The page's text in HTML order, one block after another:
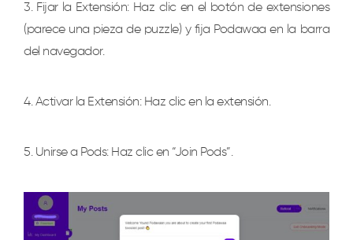
3. Fijar la Extensión: Haz clic en el botón de extensiones
(parece una pieza de puzzle) y fija Podawaa en la barra
del navegador.
4. Activar la Extensión: Haz clic en la extensión.
5. Unirse a Pods: Haz clic en “Join Pods”.